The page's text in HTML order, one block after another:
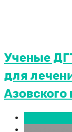
Ученые
для
Азовского